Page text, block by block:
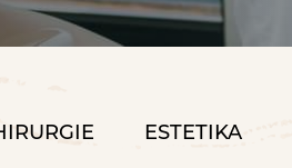
ESTETIKA